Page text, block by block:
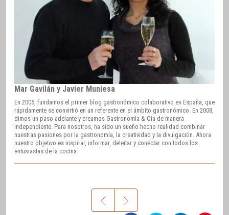
Mar Gavilán y Javier Muniesa
En 2005, fundamos el primer blog gastronómico colaborativo en España, que
rápidamente se convirtió en un referente en el ámbito gastronómico. En 2008,
dimos un paso adelante y creamos Gastronomía & Cía de manera
independiente. Para nosotros, ha sido un sueño hecho realidad combinar
nuestras pasiones por la gastronomía, la creatividad y la divulgación. Ahora
nuestro objetivo es inspirar, informar, deleitar y conectar con todos los
entusiastas de la cocina.